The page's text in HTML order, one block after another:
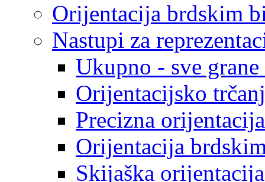
Orijentacija brdskim
Nastupi za
Ukupno - sve
Orijentacijsko
Precizna orijentacija
Orijentacija
Skijaška orijentacija